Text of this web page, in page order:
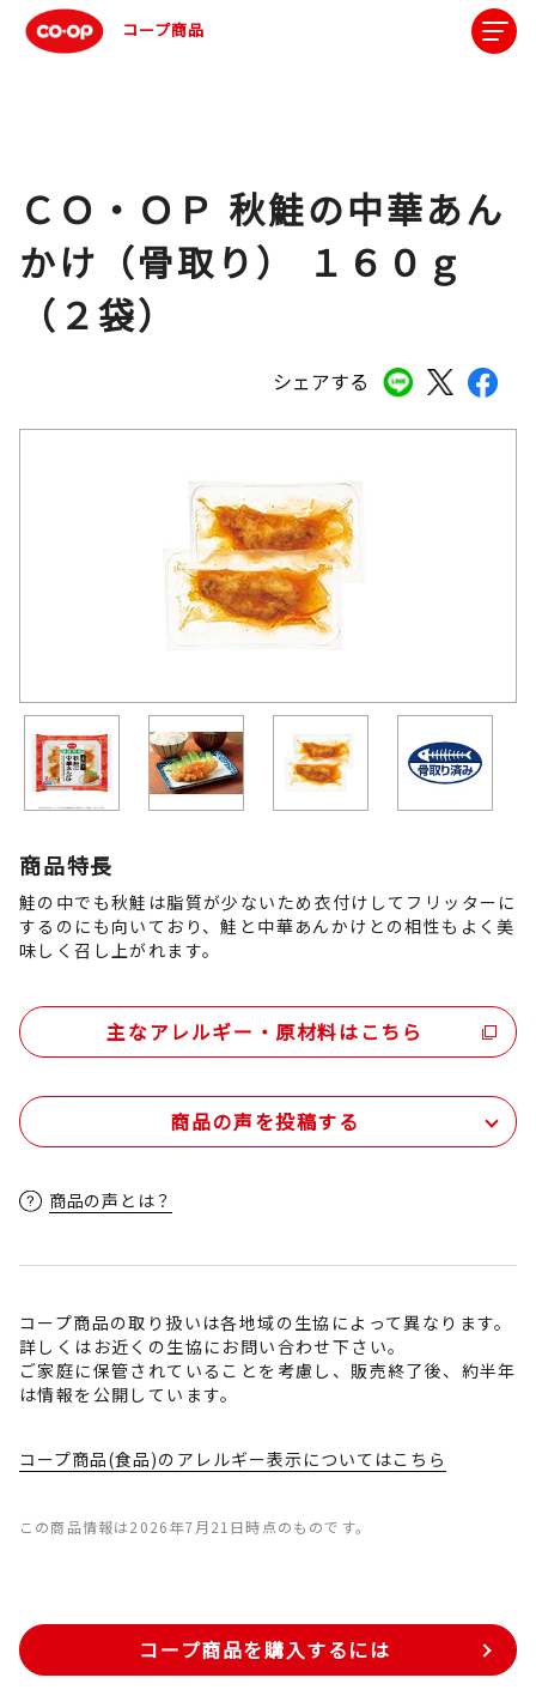
コープ商品
シェアする
ＣＯ・ＯＰ 秋鮭の中華あん
かけ（骨取り） １６０ｇ
（２袋）
商品特長
鮭の中でも秋鮭は脂質が少ないため衣付けしてフリッターに
するのにも向いており、鮭と中華あんかけとの相性もよく美
味しく召し上がれます。
主なアレルギー・原材料はこちら
商品の声を投稿する
商品の声とは？
コープ商品の取り扱いは各地域の生協によって異なります。
詳しくはお近くの生協にお問い合わせ下さい。
ご家庭に保管されていることを考慮し、販売終了後、約半年
は情報を公開しています。
コープ商品(食品)のアレルギー表示についてはこちら
この商品情報は2026年7月21日時点のものです。
コープ商品を購入するには